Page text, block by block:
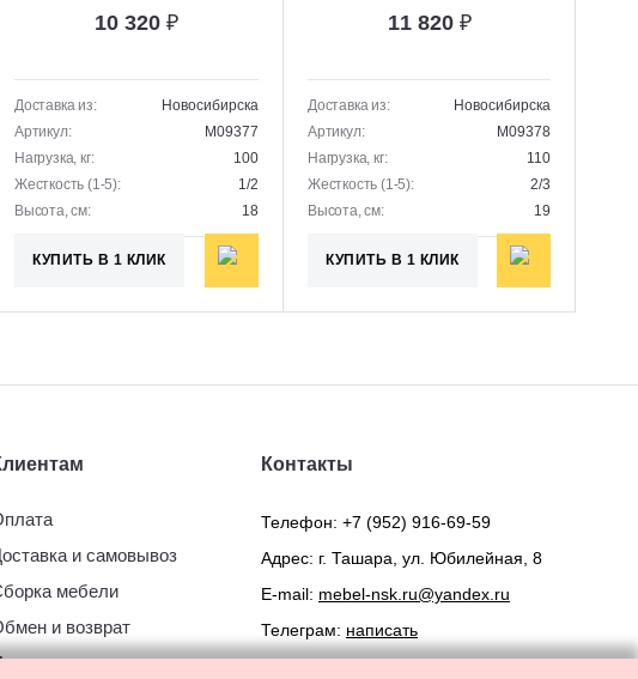
10 320 ₽
Доставка из:
Новосибирска
Артикул:
M09377
Нагрузка, кг:
100
Жесткость (1-5):
1/2
Высота, см:
18
КУПИТЬ В 1 КЛИК
11 820 ₽
Доставка из:
Новосибирска
Артикул:
M09378
Нагрузка, кг:
110
Жесткость (1-5):
2/3
Высота, см:
19
КУПИТЬ В 1 КЛИК
и самовывоз
мебели
и возврат
Контакты
Телефон: +7 (952) 916-69-59
Адрес: г. Ташара, ул. Юбилейная, 8
E-mail: mebel-nsk.ru@yandex.ru
Телеграм: написать